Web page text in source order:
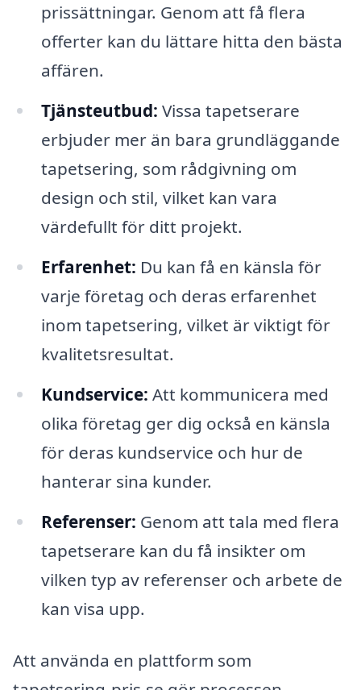
prissättningar. Genom att få flera
offerter kan du lättare hitta den bästa
affären.
Tjänsteutbud: Vissa tapetserare
erbjuder mer än bara grundläggande
tapetsering, som rådgivning om
design och stil, vilket kan vara
värdefullt för ditt projekt.
Erfarenhet: Du kan få en känsla för
varje företag och deras erfarenhet
inom tapetsering, vilket är viktigt för
kvalitetsresultat.
Kundservice: Att kommunicera med
olika företag ger dig också en känsla
för deras kundservice och hur de
hanterar sina kunder.
Referenser: Genom att tala med flera
tapetserare kan du få insikter om
vilken typ av referenser och arbete de
kan visa upp.
Att använda en plattform som